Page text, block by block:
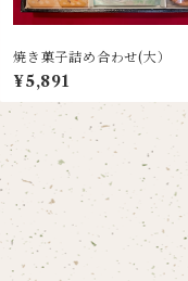
焼き菓子詰め合わせ(大）
¥5,891